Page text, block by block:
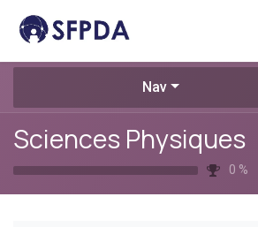
Nav
Sciences Physiques
0 %